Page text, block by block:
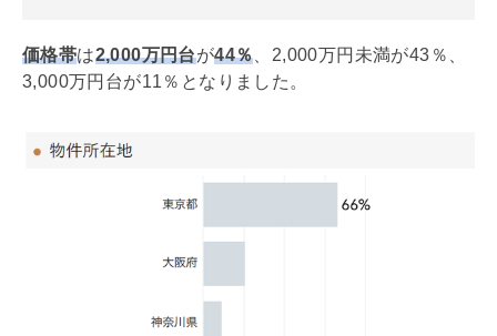
価格帯は2,000万円台が44％ 、2,000万円未満が43％、
3,000万円台が11％となりました。